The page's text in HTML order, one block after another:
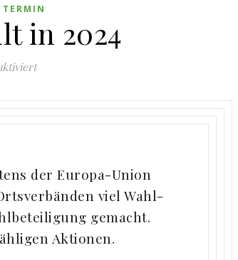
TERMIN
in 2024
für Europa hat gewählt in 2024
der Europa-Union
viel Wahl-
gemacht.
Aktionen.